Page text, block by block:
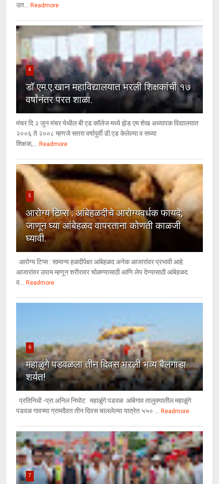
उत... Readmore
4
डॉ एम.ए.खान महाविद्यालयात भरली शिक्षकांची १७
वर्षांनंतर परत शाळा.
मंचर दि.२ जुन मंचर येथील बी एड कॉलेज मध्ये झेड एम शेख अध्यापक विद्यालयात
२००६ ते २००८ म्हणजे सतरा वर्षापुर्वी डी.एड केलेल्या व सध्या
शिक्षक,... Readmore
5
आरोग्य टिप्स : आंबेहळदीचे आरोग्यवर्धक फायदे;
जाणून घ्या आंबेहळद वापरताना कोणती काळजी
घ्यावी.
आरोग्य टिप्स : सामान्य हळदीपेक्षा आंबेहळद अनेक आजारांवर प्रभावी आहे.
आजारांवर उपाय म्हणून शरीरावर चोळण्यासाठी आणि लेप देण्यासाठी आंबेहळद
व... Readmore
6
महाळुंगे पडवळला तीन दिवस भरली भव्य बैलगाडा
शर्यत!
प्रतिनिधी -प्रा.अनिल निघोट महाळुंगे पडवळ आंबेगाव तालुक्यातील महाळुंगे
पडवळ गावच्या ग्रामदैवत तीन दिवस चाललेल्या यात्रेत ५५० ... Readmore
7